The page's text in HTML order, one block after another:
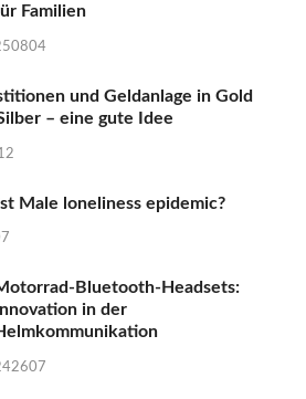
Familien
und Geldanlage in Gold
– eine gute Idee
Male loneliness epidemic?
Bluetooth-Headsets:
Innovation in der